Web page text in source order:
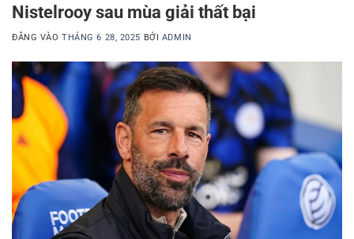
Nistelrooy sau mùa giải thất bại
ĐĂNG VÀOTHÁNG 6 28, 2025 BỞI ADMIN